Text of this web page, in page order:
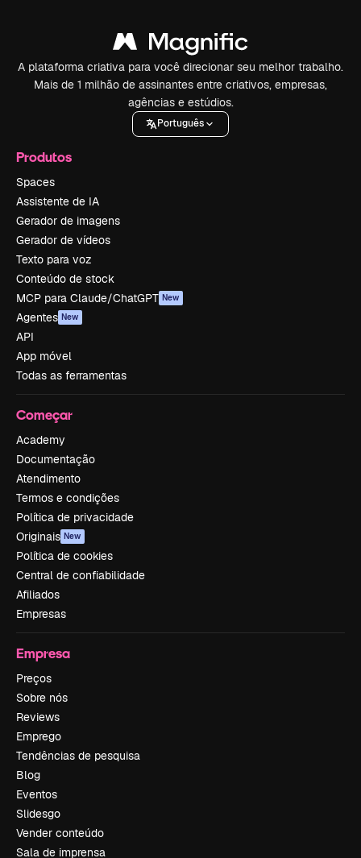
A plataforma criativa para você direcionar seu melhor trabalho.
Mais de 1 milhão de assinantes entre criativos, empresas,
agências e estúdios.
Português
Produtos
Spaces
Assistente de IA
Gerador de imagens
Gerador de vídeos
Texto para voz
Conteúdo de stock
MCP para Claude/ChatGPT New
Agentes New
API
App móvel
Todas as ferramentas
Começar
Academy
Documentação
Atendimento
Termos e condições
Política de privacidade
Originais New
Política de cookies
Central de confiabilidade
Afiliados
Empresas
Empresa
Preços
Sobre nós
Reviews
Emprego
Tendências de pesquisa
Blog
Eventos
Slidesgo
Vender conteúdo
Sala de imprensa